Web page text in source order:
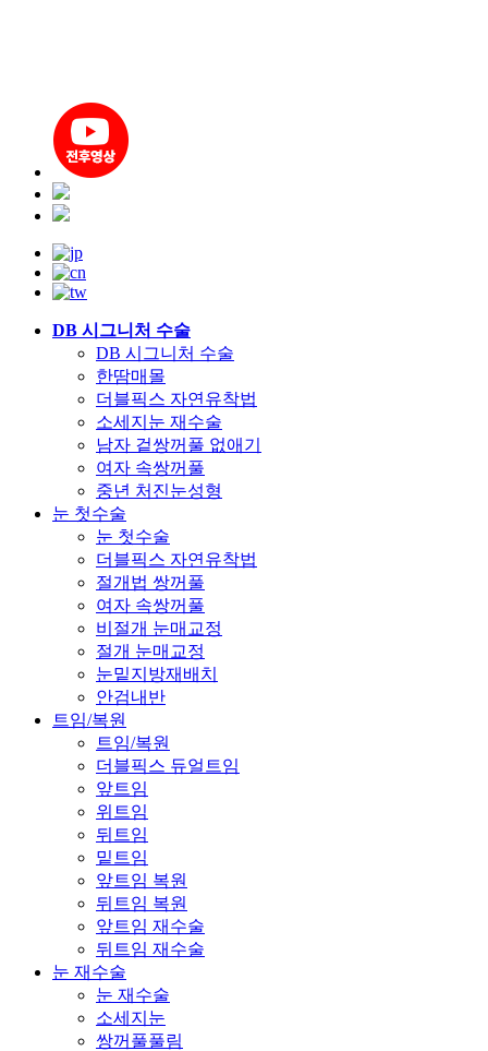
DB 시그니처 수술
DB 시그니처 수술
한땀매몰
더블픽스 자연유착법
소세지눈 재수술
남자 겉쌍꺼풀 없애기
여자 속쌍꺼풀
중년 처진눈성형
눈 첫수술
눈 첫수술
더블픽스 자연유착법
절개법 쌍꺼풀
여자 속쌍꺼풀
비절개 눈매교정
절개 눈매교정
눈밑지방재배치
안검내반
트임/복원
트임/복원
더블픽스 듀얼트임
앞트임
위트임
뒤트임
밑트임
앞트임 복원
뒤트임 복원
앞트임 재수술
뒤트임 재수술
눈 재수술
눈 재수술
소세지눈
쌍꺼풀풀림